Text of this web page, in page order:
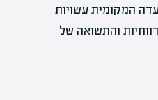
המקומית עשויות
והתשואה של